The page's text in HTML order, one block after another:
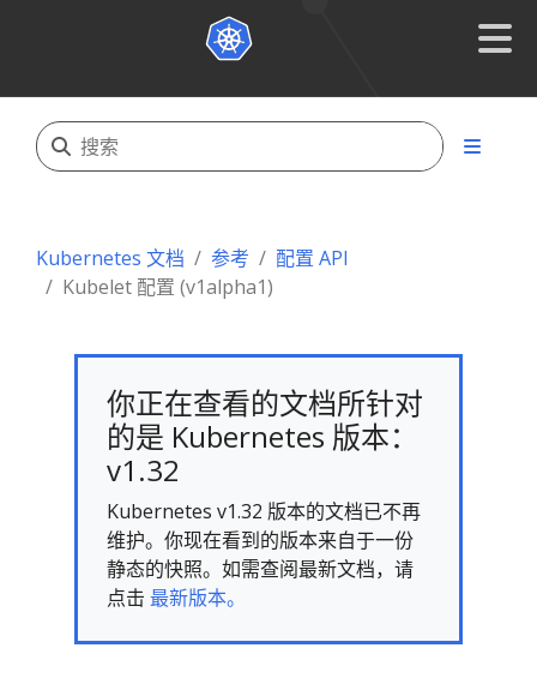
Kubernetes 文档 参考
配置 API
Kubelet 配置 (v1alpha1)
你正在查看的文档所针对
的是 Kubernetes 版本：
v1.32
Kubernetes v1.32 版本的文档已不再
维护。你现在看到的版本来自于一份
静态的快照。如需查阅最新文档，请
点击 最新版本。